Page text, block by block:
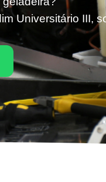
Universitário III,